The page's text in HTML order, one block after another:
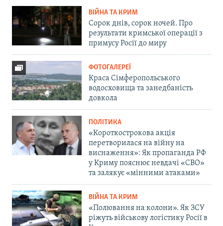
ВІЙНА ТА КРИМ
Сорок днів, сорок ночей. Про
результати кримської операції з
примусу Росії до миру
ФОТОГАЛЕРЕЇ
Краса Сімферопольського
водосховища та занедбаність
довкола
ПОЛІТИКА
«Короткострокова акція
перетворилася на війну на
виснаження»: Як пропаганда РФ
у Криму пояснює невдачі «СВО»
та залякує «мінними атаками»
ВІЙНА ТА КРИМ
«Полювання на колони». Як ЗСУ
ріжуть військову логістику Росії в